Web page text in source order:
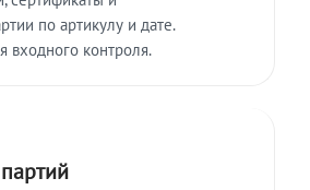
по артикулу и дате.
входного контроля.